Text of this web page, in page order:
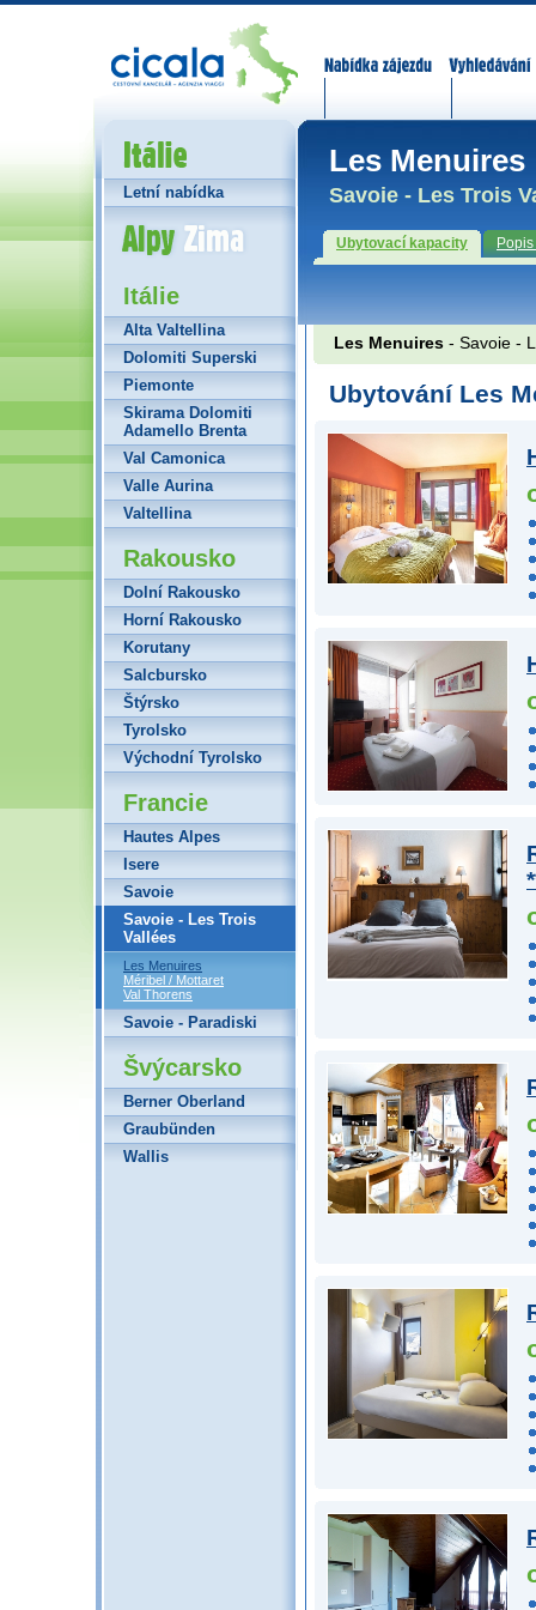
Les Menuires
Savoie - Les Trois
Ubytovací kapacity
Les Menuires - Savoie -
Ubytování Les
Itálie
Letní nabídka
Alpy Zima
Itálie
Alta Valtellina
Dolomiti Superski
Piemonte
Skirama Dolomiti
Adamello Brenta
Val Camonica
Valle Aurina
Valtellina
Rakousko
Dolní Rakousko
Horní Rakousko
Korutany
Salcbursko
Štýrsko
Tyrolsko
Východní Tyrolsko
Francie
Hautes Alpes
Isere
Savoie
Savoie - Les Trois
Vallées
Les Menuires
Méribel / Mottaret
Val Thorens
Savoie - Paradiski
Švýcarsko
Berner Oberland
Graubünden
Wallis